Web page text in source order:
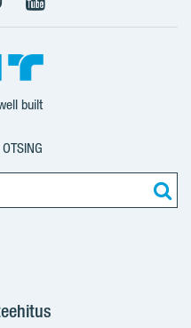
YouTube
built